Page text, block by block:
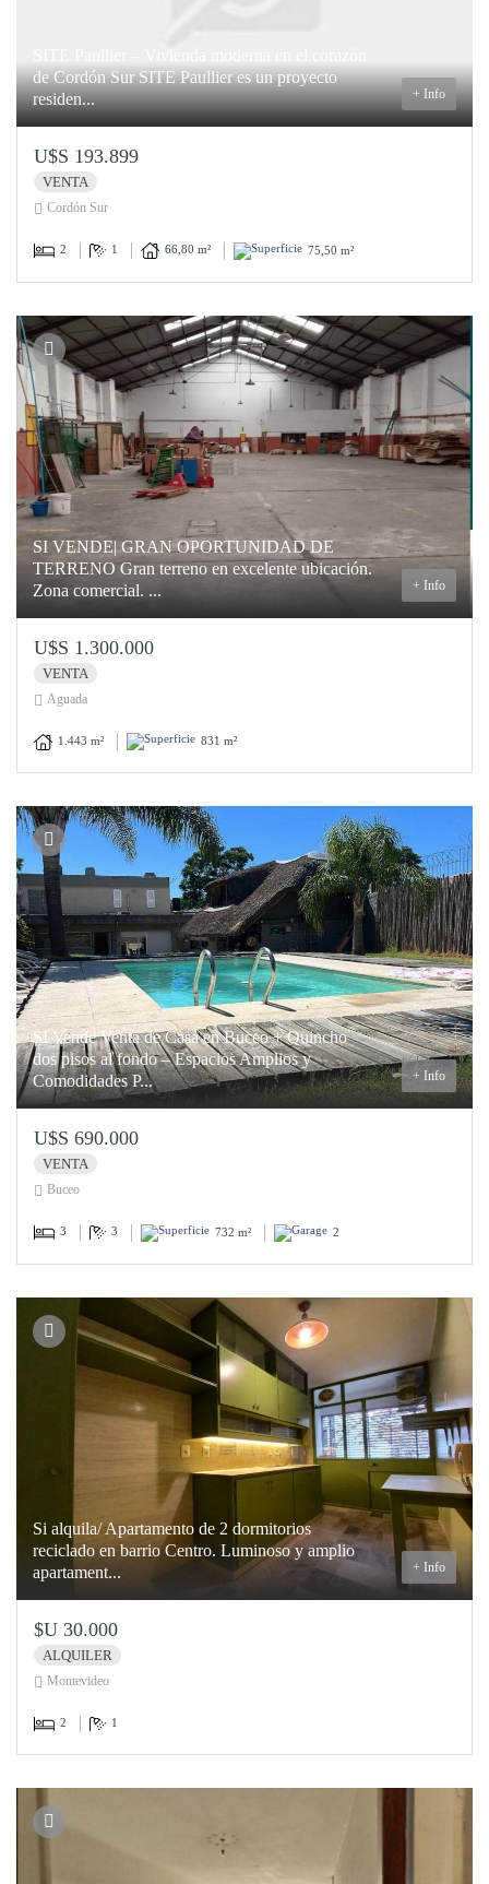
de Cordón Sur SITE Paullier es un proyecto
residen...
+ Info
U$S 193.899
VENTA
Cordón Sur
2 1 66,80 m² 75,50 m²
SI VENDE| GRAN OPORTUNIDAD DE
TERRENO Gran terreno en excelente ubicación.
Zona comercial. ...
+ Info
U$S 1.300.000
VENTA
Aguada
1.443 m² 831 m²
SI Vende Venta de Casa en Buceo + Quincho
dos pisos al fondo – Espacios Amplios y
Comodidades P...
+ Info
U$S 690.000
VENTA
Buceo
3 3 732 m² 2
Si alquila/ Apartamento de 2 dormitorios
reciclado en barrio Centro. Luminoso y amplio
apartament...
+ Info
$U 30.000
ALQUILER
Montevideo
2 1